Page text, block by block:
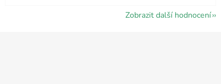
Zobrazit další hodnocení